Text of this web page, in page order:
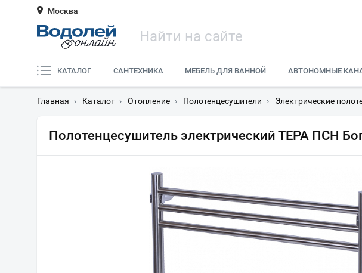
Москва
КАТАЛОГ САНТЕХНИКА МЕБЕЛЬ ДЛЯ ВАННОЙ АВТОНОМНЫЕ
Главная › Каталог › Отопление › Полотенцесушители › Электрические
Полотенцесушитель электрический ТЕРА ПСН